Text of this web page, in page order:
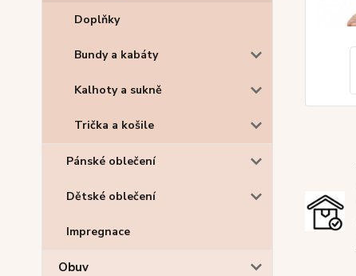
Doplňky
Bundy a kabáty
Kalhoty a sukně
Trička a košile
Pánské oblečení
Dětské oblečení
Impregnace
Obuv